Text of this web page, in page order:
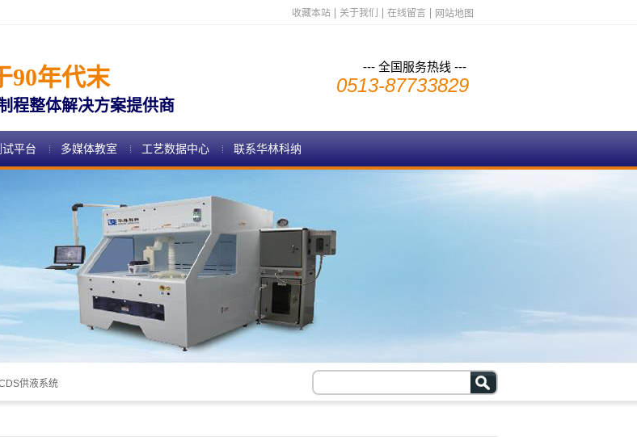
收藏本站 关于我们 在线留言 网站地图
90年代末
程整体解决方案提供商
--- 全国服务热线 ---
0513-87733829
平台 多媒体教室 工艺数据中心 联系华林科纳
供液系统